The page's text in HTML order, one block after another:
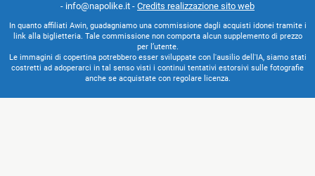
- info@napolike.it - Credits realizzazione sito web
In quanto affiliati Awin, guadagniamo una commissione dagli acquisti idonei tramite i
link alla biglietteria. Tale commissione non comporta alcun supplemento di prezzo
per l’utente.
Le immagini di copertina potrebbero esser sviluppate con l'ausilio dell'IA, siamo stati
costretti ad adoperarci in tal senso visti i continui tentativi estorsivi sulle fotografie
anche se acquistate con regolare licenza.